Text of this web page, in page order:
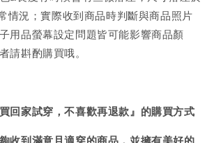
情況；實際收到商品時判斷與商品照片
用品螢幕設定問題皆可能影響商品顏
請斟酌購買哦。
回家試穿，不喜歡再退款』的購買方式